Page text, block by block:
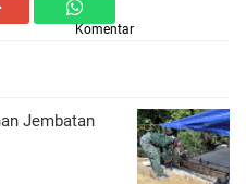
Komentar
Jembatan